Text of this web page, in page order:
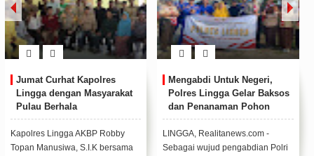
Peringati HUT ke 78 Korps
Marinir, Puslatpur Marinir 9
Dabo Singkep Gelar
Kegiatan Camping Ground
LINGGA, Realitasnews.com –
Kegiatan Camping Ground yang
Bupati Lingga Resmikan
SPAM Desa Sungai Buluh
Kecamatan Singkep Barat
LINGGA, Realitasnews.com –
Bupati Lingga M. Nizar